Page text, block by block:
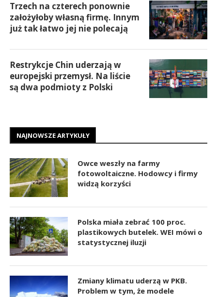
Trzech na czterech ponownie
założyłoby własną firmę. Innym
już tak łatwo jej nie polecają
Restrykcje Chin uderzają w
europejski przemysł. Na liście
są dwa podmioty z Polski
NAJNOWSZE ARTYKUŁY
Owce weszły na farmy
fotowoltaiczne. Hodowcy i firmy
widzą korzyści
Polska miała zebrać 100 proc.
plastikowych butelek. WEI mówi o
statystycznej iluzji
Zmiany klimatu uderzą w PKB.
Problem w tym, że modele